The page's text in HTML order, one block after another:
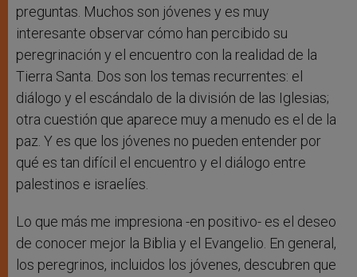
preguntas. Muchos son jóvenes y es muy
interesante observar cómo han percibido su
peregrinación y el encuentro con la realidad de la
Tierra Santa. Dos son los temas recurrentes: el
diálogo y el escándalo de la división de las Iglesias;
otra cuestión que aparece muy a menudo es el de la
paz. Y es que los jóvenes no pueden entender por
qué es tan difícil el encuentro y el diálogo entre
palestinos e israelíes.
Lo que más me impresiona -en positivo- es el deseo
de conocer mejor la Biblia y el Evangelio. En general,
los peregrinos, incluidos los jóvenes, descubren que